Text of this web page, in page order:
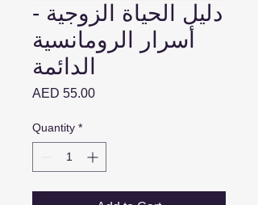
دليل الحياة الزوجية -
أسرار الرومانسية
الدائمة
AED 55.00Price
Quantity *